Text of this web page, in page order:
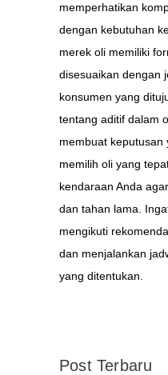
memperhatikan
dengan kebutuhan
merek oli memiliki
disesuaikan dengan
konsumen yang
tentang aditif dalam
membuat keputusan
memilih oli yang
kendaraan Anda
dan tahan lama.
mengikuti
dan menjalankan
yang ditentukan.
Post Terbaru